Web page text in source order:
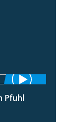
7:10
Pfuhl